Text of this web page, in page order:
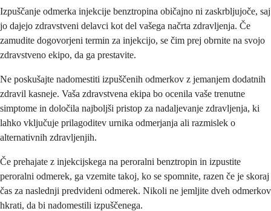
Izpuščanje odmerka injekcije benztropina običajno ni zaskrbljujoče, saj
jo dajejo zdravstveni delavci kot del vašega načrta zdravljenja. Če
zamudite dogovorjeni termin za injekcijo, se čim prej obrnite na svojo
zdravstveno ekipo, da ga prestavite.
Ne poskušajte nadomestiti izpuščenih odmerkov z jemanjem dodatnih
zdravil kasneje. Vaša zdravstvena ekipa bo ocenila vaše trenutne
simptome in določila najboljši pristop za nadaljevanje zdravljenja, ki
lahko vključuje prilagoditev urnika odmerjanja ali razmislek o
alternativnih zdravljenjih.
Če prehajate z injekcijskega na peroralni benztropin in izpustite
peroralni odmerek, ga vzemite takoj, ko se spomnite, razen če je skoraj
čas za naslednji predvideni odmerek. Nikoli ne jemljite dveh odmerkov
hkrati, da bi nadomestili izpuščenega.